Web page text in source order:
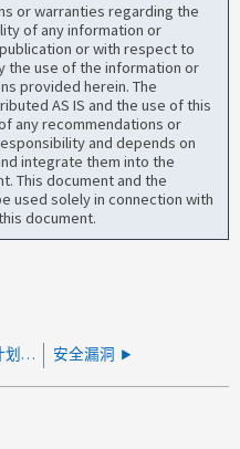
or warranties regarding the
of any information or
or with respect to
the use of the information or
provided herein. The
AS IS and the use of this
any recommendations or
and depends on
integrate them into the
This document and the
used solely in connection with
document.
对已计划的ID执行计划操作失败- xValidVolumeState 安全漏洞